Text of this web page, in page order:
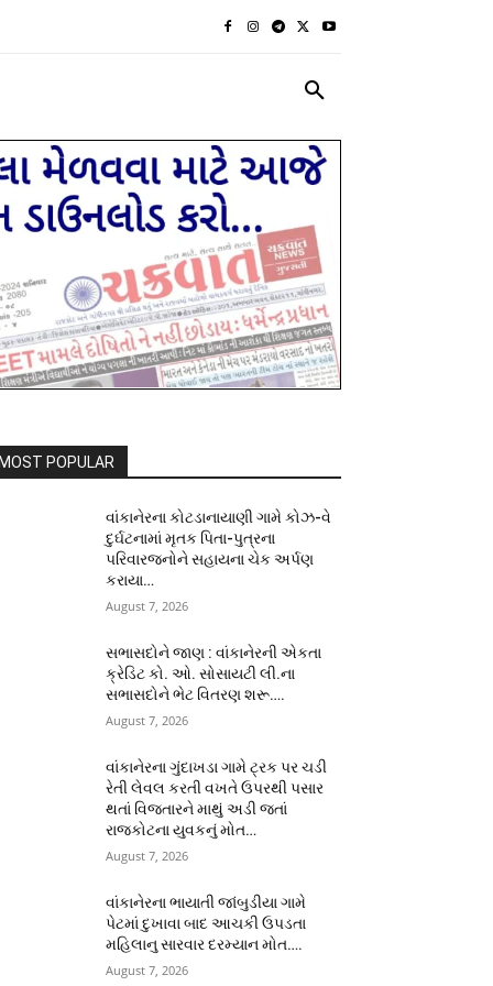
MOST POPULAR
વાંકાનેરના કોટડાનાયાણી ગામે કોઝ-વે
દુર્ઘટનામાં મૃતક પિતા-પુત્રના
પરિવારજનોને સહાયના ચેક અર્પણ
કરાયા…
August 7, 2026
સભાસદોને જાણ : વાંકાનેરની એકતા
ક્રેડિટ કો. ઓ. સોસાયટી લી.ના
સભાસદોને ભેટ વિતરણ શરૂ….
August 7, 2026
વાંકાનેરના ગુંદાખડા ગામે ટ્રક પર ચડી
રેતી લેવલ કરતી વખતે ઉપરથી પસાર
થતાં વિજતારને માથું અડી જતાં
રાજકોટના યુવકનું મોત…
August 7, 2026
વાંકાનેરના ભાયાતી જાંબુડીયા ગામે
પેટમાં દુખાવા બાદ આચકી ઉપડતા
મહિલાનુ સારવાર દરમ્યાન મોત….
August 7, 2026